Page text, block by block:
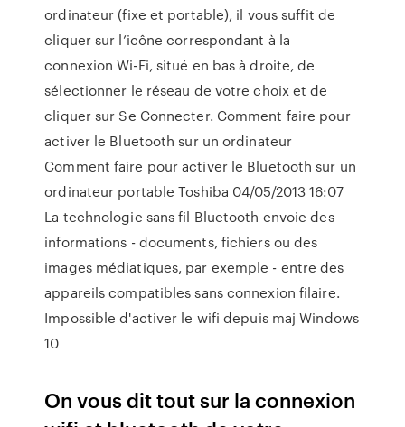
ordinateur (fixe et portable), il vous suffit de
cliquer sur l’icône correspondant à la
connexion Wi-Fi, situé en bas à droite, de
sélectionner le réseau de votre choix et de
cliquer sur Se Connecter. Comment faire pour
activer le Bluetooth sur un ordinateur
Comment faire pour activer le Bluetooth sur un
ordinateur portable Toshiba 04/05/2013 16:07
La technologie sans fil Bluetooth envoie des
informations - documents, fichiers ou des
images médiatiques, par exemple - entre des
appareils compatibles sans connexion filaire.
Impossible d'activer le wifi depuis maj Windows
10
On vous dit tout sur la connexion